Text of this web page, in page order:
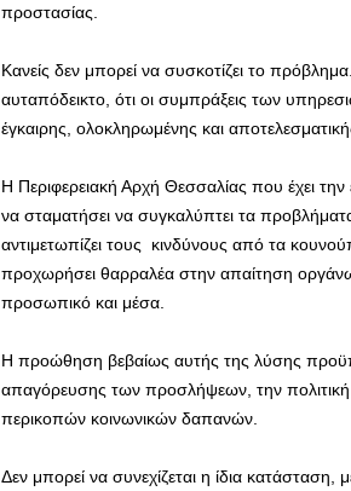
προστασίας.
Κανείς δεν μπορεί να συσκοτίζει το
αυταπόδεικτο, ότι οι συμπράξεις των
έγκαιρης, ολοκληρωμένης και
Η Περιφερειακή Αρχή Θεσσαλίας που έχει
να σταματήσει να συγκαλύπτει τα
αντιμετωπίζει τους κινδύνους από τα
προχωρήσει θαρραλέα στην απαίτηση
προσωπικό και μέσα.
Η προώθηση βεβαίως αυτής της λύσης
απαγόρευσης των προσλήψεων, την
περικοπών κοινωνικών δαπανών.
Δεν μπορεί να συνεχίζεται η ίδια κατάσταση,